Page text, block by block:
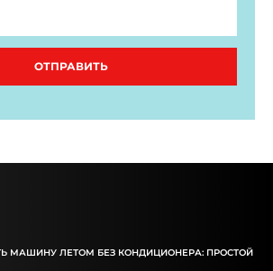
ОТПРАВИТЬ
МАШИНУ ЛЕТОМ БЕЗ КОНДИЦИОНЕРА: ПРОСТОЙ